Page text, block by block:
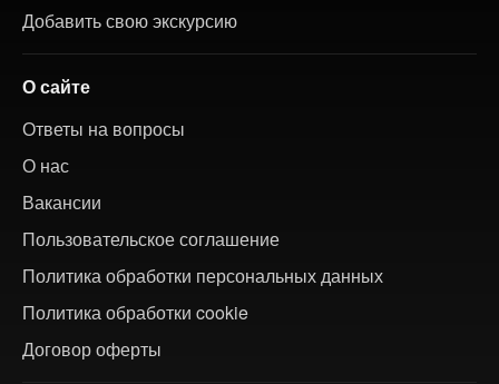
Добавить свою экскурсию
О сайте
Ответы на вопросы
О нас
Вакансии
Пользовательское соглашение
Политика обработки персональных данных
Политика обработки cookie
Договор оферты